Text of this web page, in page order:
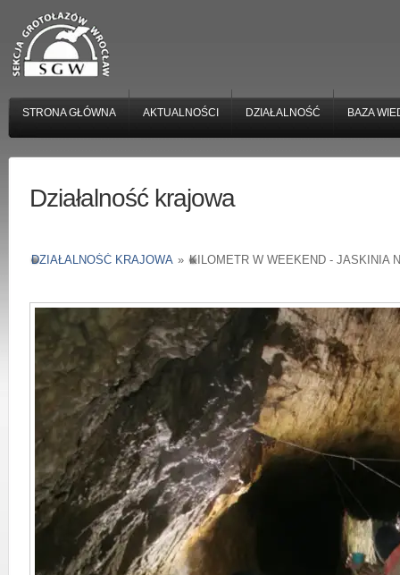
STRONA GŁÓWNA AKTUALNOŚCI DZIAŁALNOŚĆ BAZA
Działalność krajowa
DZIAŁALNOŚĆ KRAJOWA » KILOMETR W WEEKEND - JASKINIA